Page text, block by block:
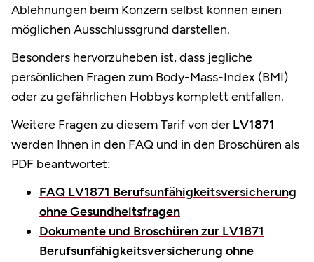
Ablehnungen beim Konzern selbst können einen
möglichen Ausschlussgrund darstellen.
Besonders hervorzuheben ist, dass jegliche
persönlichen Fragen zum Body-Mass-Index (BMI)
oder zu gefährlichen Hobbys komplett entfallen.
Weitere Fragen zu diesem Tarif von der LV1871
werden Ihnen in den FAQ und in den Broschüren als
PDF beantwortet:
FAQ LV1871 Berufsunfähigkeitsversicherung
ohne Gesundheitsfragen
Dokumente und Broschüren zur LV1871
Berufsunfähigkeitsversicherung ohne